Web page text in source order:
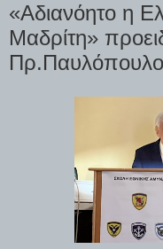
«Αδιανόητο η
Μαδρίτη»